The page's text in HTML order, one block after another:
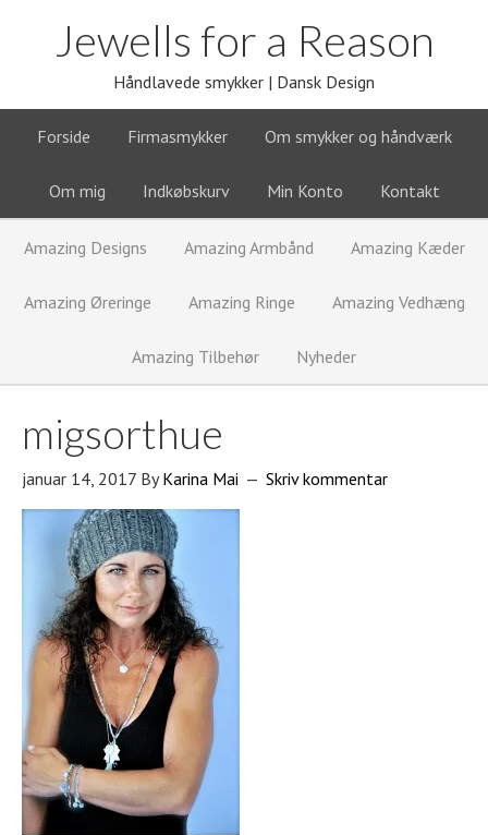
Jewells for a Reason
Håndlavede smykker | Dansk Design
Forside Firmasmykker Om smykker og håndværk
Om mig Indkøbskurv Min Konto Kontakt
Amazing Designs Amazing Armbånd Amazing Kæder
Amazing Øreringe Amazing Ringe Amazing Vedhæng
Amazing Tilbehør Nyheder
migsorthue
januar 14, 2017 ByKarina Mai Skriv kommentar